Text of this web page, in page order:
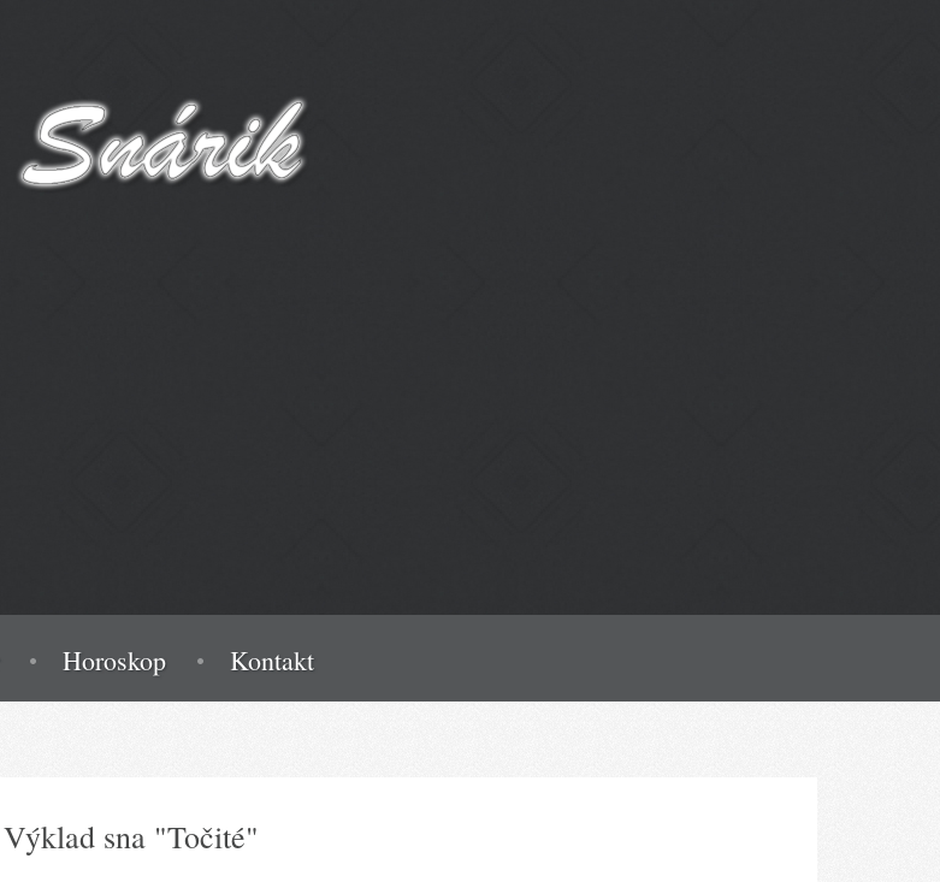
Horoskop Kontakt
Výklad sna "Točité"